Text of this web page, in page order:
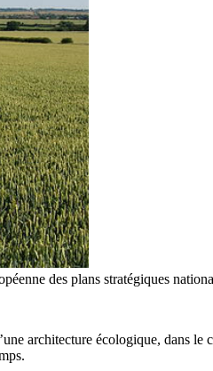
des plans stratégiques
architecture écologique, dans